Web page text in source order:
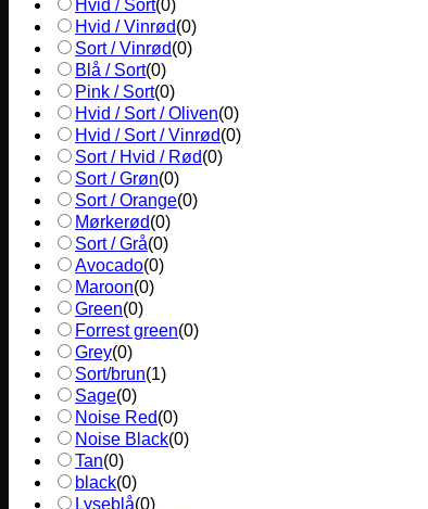
Hvid / Sort(0)
Hvid / Vinrød(0)
Sort / Vinrød(0)
Blå / Sort(0)
Pink / Sort(0)
Hvid / Sort / Oliven(0)
Hvid / Sort / Vinrød(0)
Sort / Hvid / Rød(0)
Sort / Grøn(0)
Sort / Orange(0)
Mørkerød(0)
Sort / Grå(0)
Avocado(0)
Maroon(0)
Green(0)
Forrest green(0)
Grey(0)
Sort/brun(1)
Sage(0)
Noise Red(0)
Noise Black(0)
Tan(0)
black(0)
Lyseblå(0)